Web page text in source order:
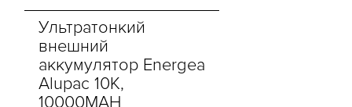
Ультратонкий
внешний
аккумулятор Energea
Alupac 10K,
10000MAH